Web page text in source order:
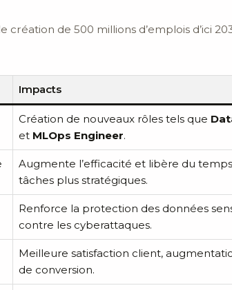
de 500 millions d’emplois d’ici
Impacts
Création de nouveaux rôles tels que
et MLOps Engineer.
Augmente l’efficacité et libère du
tâches plus stratégiques.
Renforce la protection des données
contre les cyberattaques.
Meilleure satisfaction client,
de conversion.